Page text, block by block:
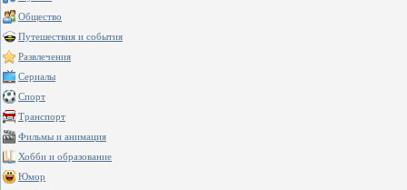
Общество
Путешествия и события
Развлечения
Сериалы
Спорт
Транспорт
Фильмы и анимация
Хобби и образование
Юмор